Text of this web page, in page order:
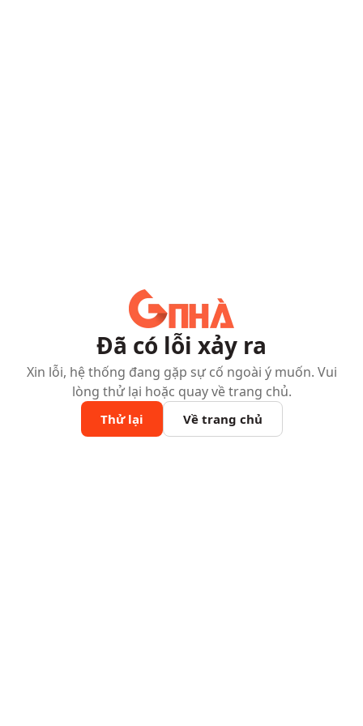
Đã có lỗi xảy ra
Xin lỗi, hệ thống đang gặp sự cố ngoài ý muốn. Vui
lòng thử lại hoặc quay về trang chủ.
Thử lại Về trang chủ